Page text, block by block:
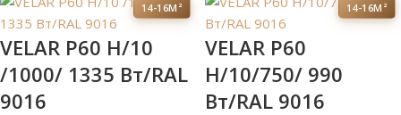
14-16М²
VELAR P60 H/10
/1000/ 1335 Bт/RAL
9016
14-16М²
VELAR P60
H/10/750/ 990
Bт/RAL 9016